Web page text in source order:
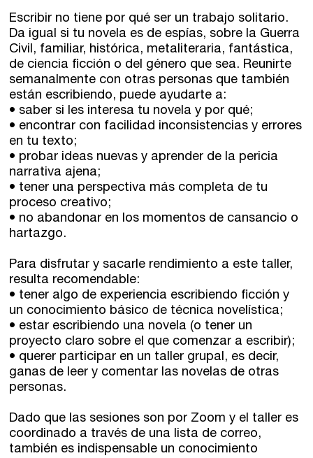
Vitoria
Zaragoza
Santander
Gijón
Palma
Las Palmas
Máster de creación poética
fuentetaja
Quiénes somos
Nuestra filosofía
Nuestro equipo
Coordinadores
Comunidad
Concursos
Editorial
Catálogo
Ebooks
Recursos
Escribir no tiene por qué ser un trabajo solitario.
Da igual si tu novela es de espías, sobre la Guerra
Civil, familiar, histórica, metaliteraria, fantástica,
de ciencia ficción o del género que sea. Reunirte
semanalmente con otras personas que también
están escribiendo, puede ayudarte a:
• saber si les interesa tu novela y por qué;
• encontrar con facilidad inconsistencias y errores
en tu texto;
• probar ideas nuevas y aprender de la pericia
narrativa ajena;
• tener una perspectiva más completa de tu
proceso creativo;
• no abandonar en los momentos de cansancio o
hartazgo.
Para disfrutar y sacarle rendimiento a este taller,
resulta recomendable:
• tener algo de experiencia escribiendo ficción y
un conocimiento básico de técnica novelística;
• estar escribiendo una novela (o tener un
proyecto claro sobre el que comenzar a escribir);
• querer participar en un taller grupal, es decir,
ganas de leer y comentar las novelas de otras
personas.
Dado que las sesiones son por Zoom y el taller es
coordinado a través de una lista de correo,
también es indispensable un conocimiento